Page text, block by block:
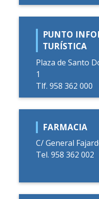
PUNTO
TURÍSTICA
Plaza de Santo
1
Tlf. 958 362 000
FARMACIA
C/ General
Tel. 958 362 002